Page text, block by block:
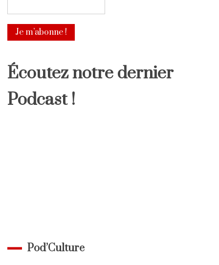
Écoutez notre dernier
Podcast !
Pod’Culture